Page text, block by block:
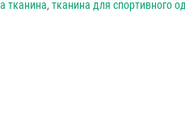
тканина, тканина для спортивного